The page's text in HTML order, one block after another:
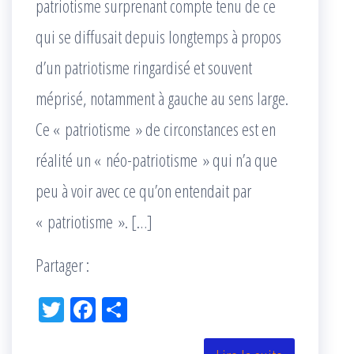
patriotisme surprenant compte tenu de ce
qui se diffusait depuis longtemps à propos
d’un patriotisme ringardisé et souvent
méprisé, notamment à gauche au sens large.
Ce « patriotisme » de circonstances est en
réalité un « néo-patriotisme » qui n’a que
peu à voir avec ce qu’on entendait par
« patriotisme ». […]
Partager :
Tw Fac